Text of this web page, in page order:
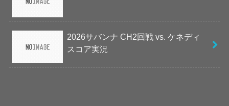
2026サバンナ CH2回戦 vs. ケネディ
スコア実況